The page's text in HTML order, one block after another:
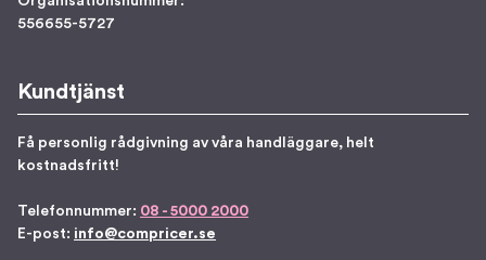
556655-5727
Kundtjänst
Få personlig rådgivning av våra handläggare, helt
kostnadsfritt!
Telefonnummer: 08 - 5000 2000
E-post: info@compricer.se